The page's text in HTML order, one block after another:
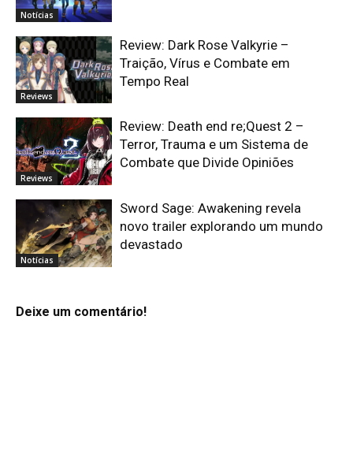
Notícias
Reviews
Review: Dark Rose Valkyrie –
Traição, Vírus e Combate em
Tempo Real
Reviews
Review: Death end re;Quest 2 –
Terror, Trauma e um Sistema de
Combate que Divide Opiniões
Notícias
Sword Sage: Awakening revela
novo trailer explorando um mundo
devastado
Deixe um comentário!